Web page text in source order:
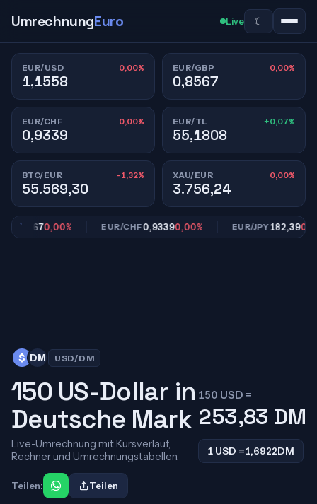
UmrechnungEuro Live ☾
EUR/USD 0,00%
1,1558
EUR/GBP 0,00%
0,8567
EUR/CHF 0,00%
0,9339
EUR/TL +0,07%
55,1808
BTC/EUR -1,32%
55.569,30
XAU/EUR 0,00%
3.756,24
0,8567 0,00% EUR/CHF0,93390,00% EUR/JPY182,390,00%
$ DM USD/DM
150 US-Dollar in
Deutsche Mark
Live-Umrechnung mit Kursverlauf,
Rechner und Umrechnungstabellen.
150 USD =
253,83 DM
1 USD =1,6922DM
Teilen: Teilen